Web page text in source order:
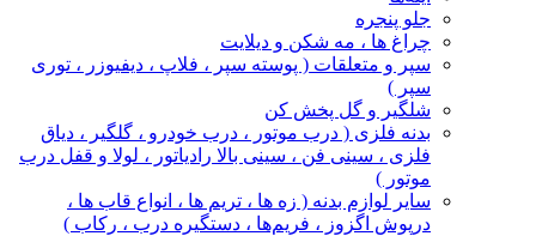
جلو پنجره
چراغ‌ ها ، مه‌ شکن و دیلایت
سپر و متعلقات ( پوسته سپر ، فلاپ ، دیفیوزر ، توری
سپر )
شلگیر و گل‌ پخش‌ کن
بدنه فلزی ( درب موتور ، درب خودرو ، گلگیر ، دیاق
فلزی ، سینی فن ، سینی بالا رادیاتور ، لولا و قفل درب
موتور )
سایر لوازم بدنه ( زه ها ، تریم ها ، انواع قاب ها ،
درپوش اگزوز ، فریم‌ها ، دستگیره درب ، رکاب )